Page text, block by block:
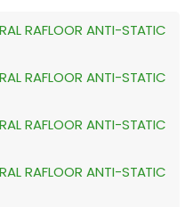
RAFLOOR ANTI-STATIC
RAFLOOR ANTI-STATIC
RAFLOOR ANTI-STATIC
RAFLOOR ANTI-STATIC